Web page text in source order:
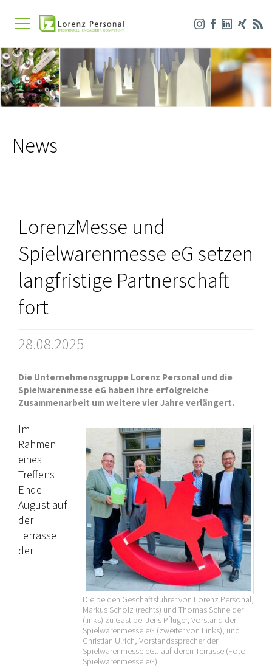
News
LorenzMesse und
Spielwarenmesse eG setzen
langfristige Partnerschaft
fort
28.08.2025
Die Unternehmensgruppe Lorenz Personal und die
Spielwarenmesse eG haben ihre erfolgreiche
Zusammenarbeit um weitere vier Jahre verlängert.
Die beiden Geschäftsführer von Lorenz Personal,
Markus Scholz (rechts) und Thomas Schneider
(links) zu Gast bei Jens Pflüger, Vorstand der
Spielwarenmesse eG (zweiter von Links), und
Christian Ulrich, Vorstandssprecher der
Spielwarenmesse eG., auf deren Terrasse (Foto:
Spielwarenmesse eG)
Im
Rahmen
eines
Treffens
Ende
August auf
der
Terrasse
der